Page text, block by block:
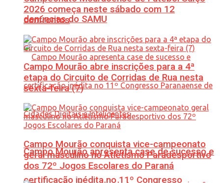
denúncias do SAMU
Campo Mourão apresenta case de sucesso e
certificação inédita no 11º Congresso
2026 começa neste sábado com 12
confrontos
Campo Mourão abre inscrições para a 4ª
etapa do Circuito de Corridas de Rua nesta
sexta-feira (7)
Campo Mourão conquista vice-campeonato
geral masculino no Atletismo Paradesportivo
dos 72º Jogos Escolares do Paraná